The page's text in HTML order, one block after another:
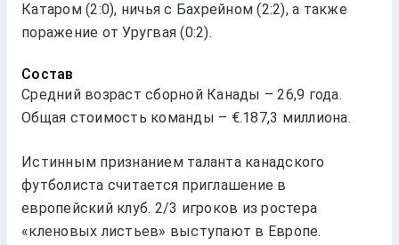
Катаром (2:0), ничья с Бахрейном (2:2), а также
поражение от Уругвая (0:2).
Состав
Средний возраст сборной Канады – 26,9 года.
Общая стоимость команды – €.187,3 миллиона.
Истинным признанием таланта канадского
футболиста считается приглашение в
европейский клуб. 2/3 игроков из ростера
«кленовых листьев» выступают в Европе.